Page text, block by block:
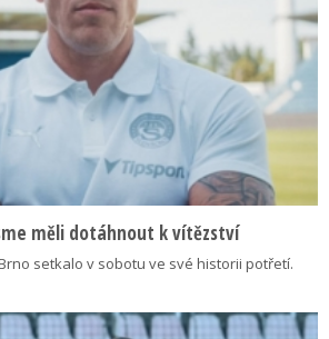
měli dotáhnout k vítězství
setkalo v sobotu ve své historii potřetí.